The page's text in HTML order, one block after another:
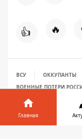
👍 🔥
ВСУ ОККУПАНТЫ
ВОЕННЫЕ ПОТЕРИ
Главная